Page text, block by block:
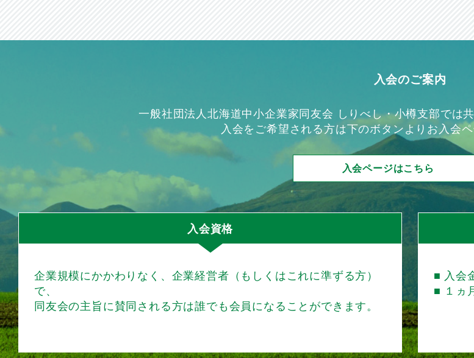
入会のご案内
一般社団法人北海道中小企業家同友会 しりべし・小樽支部では
入会をご希望される方は下のボタンよりお入会
入会ページはこちら
入会資格
企業規模にかかわりなく、企業経営者（もしくはこれに準ずる方）
で、
同友会の主旨に賛同される方は誰でも会員になることができます。
■ 入会
■ １ヵ